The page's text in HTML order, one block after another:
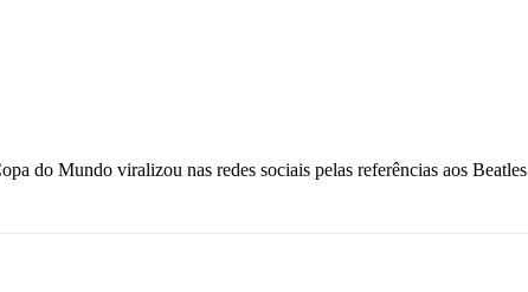
do Mundo viralizou nas redes sociais pelas referências aos Beatles